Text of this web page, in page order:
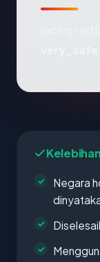
Kelebihan
Negara